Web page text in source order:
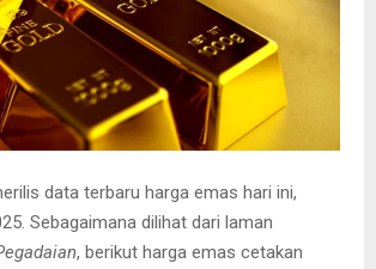
data terbaru harga emas hari ini,
Sebagaimana dilihat dari laman
, berikut harga emas cetakan